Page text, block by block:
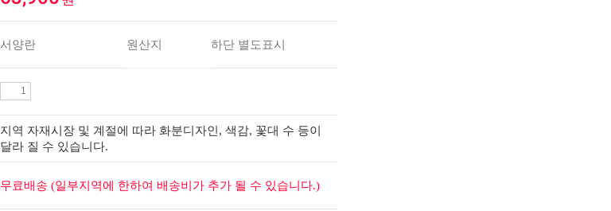
서양란 원산지 하단 별도표시
지역 자재시장 및 계절에 따라 화분디자인, 색감, 꽃대 수 등이
달라 질 수 있습니다.
무료배송 (일부지역에 한하여 배송비가 추가 될 수 있습니다.)